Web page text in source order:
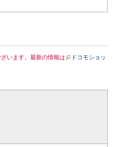
います。最新の情報は
ドコモショッ